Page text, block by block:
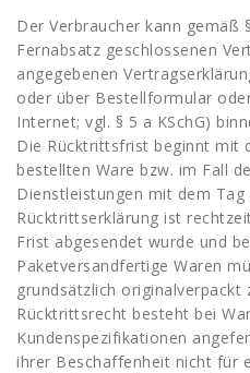
Der Verbraucher kann gemäß
Fernabsatz geschlossenen
angegebenen
oder über Bestellformular
Internet; vgl. § 5 a KSchG)
Die Rücktrittsfrist beginnt mit
bestellten Ware bzw. im Fall
Dienstleistungen mit dem Tag
Rücktrittserklärung ist
Frist abgesendet wurde und
Paketversandfertige Waren
grundsätzlich originalverpackt
Rücktrittsrecht besteht bei
Kundenspezifikationen
ihrer Beschaffenheit nicht für